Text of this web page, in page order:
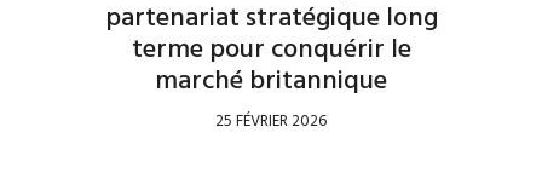
partenariat stratégique long
terme pour conquérir le
marché britannique
25 FÉVRIER 2026